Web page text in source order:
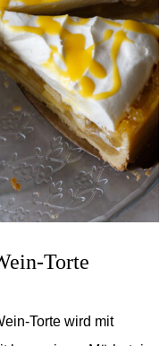
Torte
Torte wird mit